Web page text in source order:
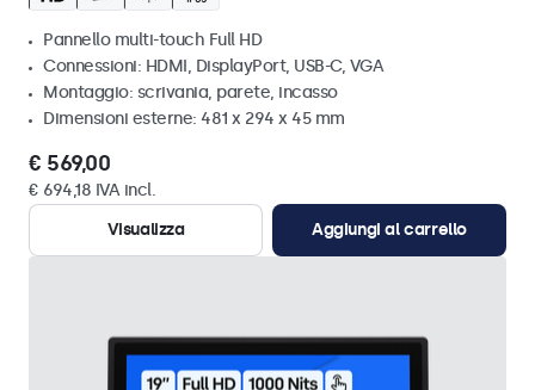
Pannello multi-touch Full HD
Connessioni: HDMI, DisplayPort, USB-C, VGA
Montaggio: scrivania, parete, incasso
Dimensioni esterne: 481 x 294 x 45 mm
€ 569,00
€ 694,18 IVA incl.
Visualizza
Aggiungi al carrello